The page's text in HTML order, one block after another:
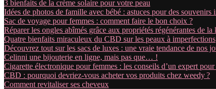
3 bienfaits de la crème solaire pour votre peau
Idées de photos de famille avec bébé : astuces pour des souvenirs
Sac de voyage pour femmes : comment faire le bon choix ?
Réparer les ongles abîmés grâce aux propriétés régénérantes de la
Quatre bienfaits miraculeux du CBD sur les peaux à imperfections
Découvrez tout sur les sacs de luxes : une vraie tendance de nos
Celinni une bijouterie en ligne, mais pas que… !
Cigarette électronique pour femmes : les conseils d’un expert
CBD : pourquoi devriez-vous acheter vos produits chez weedy ?
Comment revitaliser ses cheveux